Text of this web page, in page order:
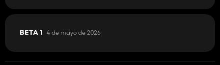
BETA 1 4 de mayo de 2026